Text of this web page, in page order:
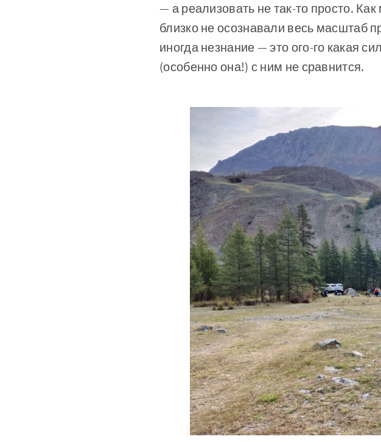
— а реализовать не так-то просто.
близко не осознавали весь масштаб
иногда незнание — это ого-го какая
(особенно она!) с ним не сравнится.